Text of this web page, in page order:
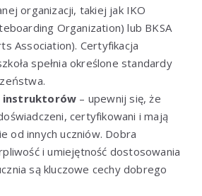
organizacji, takiej jak IKO
Organization) lub BKSA
Association). Certyfikacja
spełnia określone standardy
instruktorów – upewnij się, że
certyfikowani i mają
od innych uczniów. Dobra
i umiejętność dostosowania
są kluczowe cechy dobrego